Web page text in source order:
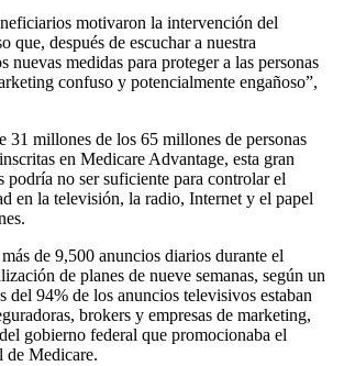
motivaron la intervención del
que, después de escuchar a nuestra
nuevas medidas para proteger a las personas
confuso y potencialmente engañoso”,
31 millones de los 65 millones de personas
en Medicare Advantage, esta gran
podría no ser suficiente para controlar el
en la televisión, la radio, Internet y el papel
de 9,500 anuncios diarios durante el
de planes de nueve semanas, según un
del 94% de los anuncios televisivos estaban
brokers y empresas de marketing,
gobierno federal que promocionaba el
de Medicare.